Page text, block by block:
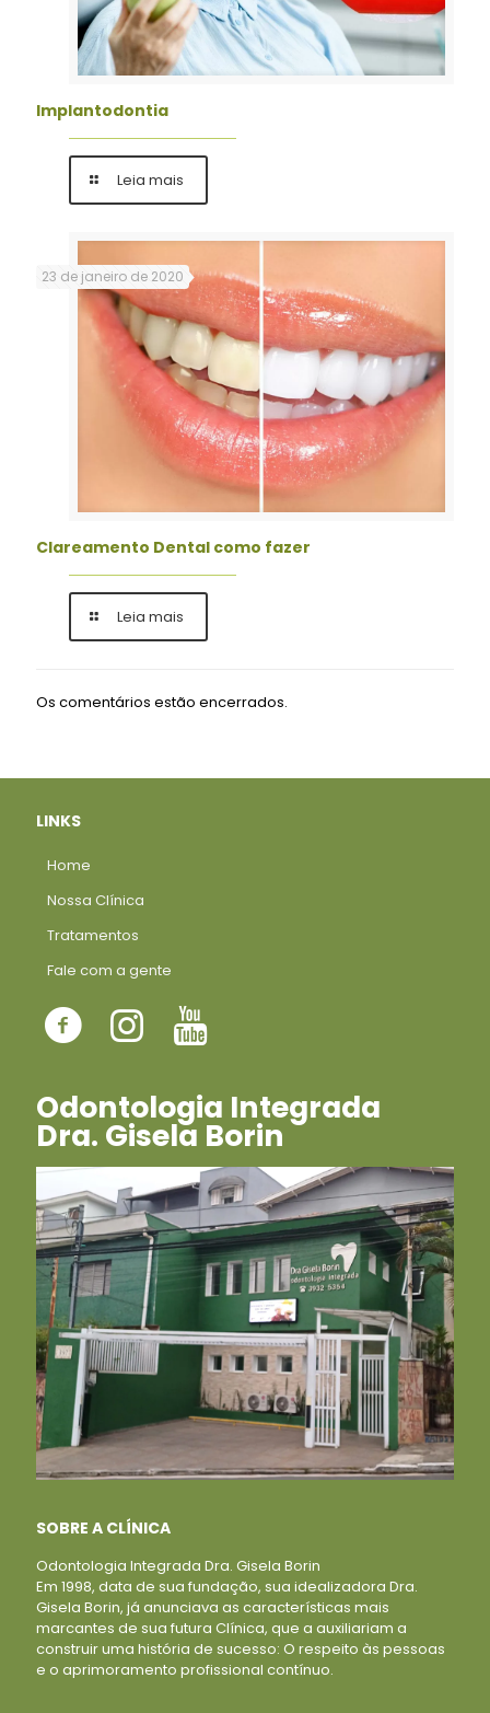
Implantodontia
Leia mais
23 de janeiro de 2020
Clareamento Dental como fazer
Leia mais
Os comentários estão encerrados.
LINKS
Home
Nossa Clínica
Tratamentos
Fale com a gente
Odontologia Integrada
Dra. Gisela Borin
SOBRE A CLÍNICA
Odontologia Integrada Dra. Gisela Borin
Em 1998, data de sua fundação, sua idealizadora Dra.
Gisela Borin, já anunciava as características mais
marcantes de sua futura Clínica, que a auxiliariam a
construir uma história de sucesso: O respeito às pessoas
e o aprimoramento profissional contínuo.